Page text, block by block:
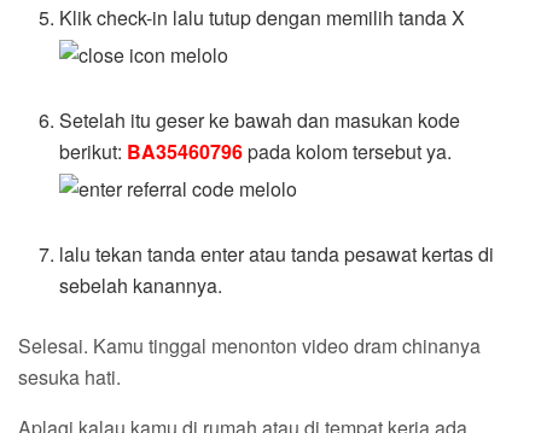
Klik check-in lalu tutup dengan memilih tanda X
Setelah itu geser ke bawah dan masukan kode
berikut: BA35460796pada kolom tersebut ya.
lalu tekan tanda enter atau tanda pesawat kertas di
sebelah kanannya.
Selesai. Kamu tinggal menonton video dram chinanya
sesuka hati.